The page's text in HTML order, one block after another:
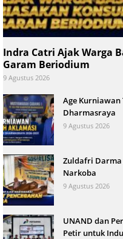
Indra Catri Ajak Warga
Garam Beriodium
9 Agustus 2026
Age Kurniawan
Dharmasraya
9 Agustus 2026
Zuldafri Darma
Narkoba
9 Agustus 2026
UNAND dan
Petir untuk